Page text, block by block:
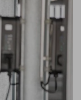
électrique de
stand-by des